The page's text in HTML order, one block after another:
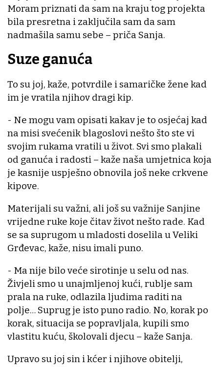
Moram priznati da sam na kraju tog projekta
bila presretna i zaključila sam da sam
nadmašila samu sebe – priča Sanja.
Suze ganuća
To su joj, kaže, potvrdile i samaričke žene kad
im je vratila njihov dragi kip.
- Ne mogu vam opisati kakav je to osjećaj kad
na misi svećenik blagoslovi nešto što ste vi
svojim rukama vratili u život. Svi smo plakali
od ganuća i radosti – kaže naša umjetnica koja
je kasnije uspješno obnovila još neke crkvene
kipove.
Materijali su važni, ali još su važnije Sanjine
vrijedne ruke koje čitav život nešto rade. Kad
se sa suprugom u mladosti doselila u Veliki
Grđevac, kaže, nisu imali puno.
- Ma nije bilo veće sirotinje u selu od nas.
Živjeli smo u unajmljenoj kući, rublje sam
prala na ruke, odlazila ljudima raditi na
polje… Suprug je isto puno radio. No, korak po
korak, situacija se popravljala, kupili smo
vlastitu kuću, školovali djecu – kaže Sanja.
Upravo su joj sin i kćer i njihove obitelji,